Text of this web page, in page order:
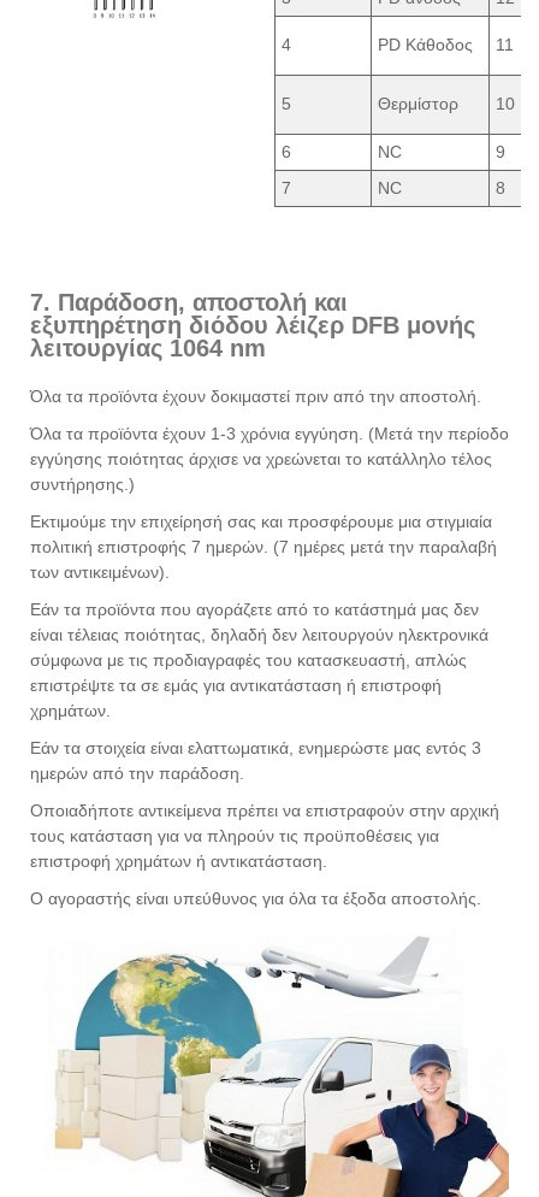
4 PD Κάθοδος 11
5 Θερμίστορ 10
6 NC
9
7
NC 8
7. Παράδοση, αποστολή και
εξυπηρέτηση διόδου λέιζερ DFB μονής
λειτουργίας 1064 nm
Όλα τα προϊόντα έχουν δοκιμαστεί πριν από την αποστολή.
Όλα τα προϊόντα έχουν 1-3 χρόνια εγγύηση. (Μετά την περίοδο
εγγύησης ποιότητας άρχισε να χρεώνεται το κατάλληλο τέλος
συντήρησης.)
Εκτιμούμε την επιχείρησή σας και προσφέρουμε μια στιγμιαία
πολιτική επιστροφής 7 ημερών. (7 ημέρες μετά την παραλαβή
των αντικειμένων).
Εάν τα προϊόντα που αγοράζετε από το κατάστημά μας δεν
είναι τέλειας ποιότητας, δηλαδή δεν λειτουργούν ηλεκτρονικά
σύμφωνα με τις προδιαγραφές του κατασκευαστή, απλώς
επιστρέψτε τα σε εμάς για αντικατάσταση ή επιστροφή
χρημάτων.
Εάν τα στοιχεία είναι ελαττωματικά, ενημερώστε μας εντός 3
ημερών από την παράδοση.
Οποιαδήποτε αντικείμενα πρέπει να επιστραφούν στην αρχική
τους κατάσταση για να πληρούν τις προϋποθέσεις για
επιστροφή χρημάτων ή αντικατάσταση.
Ο αγοραστής είναι υπεύθυνος για όλα τα έξοδα αποστολής.